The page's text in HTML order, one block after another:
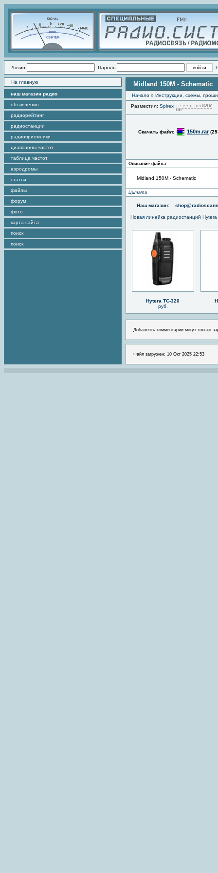
Логин Пароль
На главную
наш магазин радио
объявления
радиорейтинг
радиостанции
радиоприемники
диапазоны частот
таблица частот
аэродромы
статьи
файлы
форум
фото
карта сайта
поиск
поиск
Midland 150M - Schematic
Начало » Инструкции, схемы,
Разместил: Spirex
Скачать файл: 150m.rar
Описание файла
Midland 150M - Schematic
Цитата
Наш магазин:
Новая линейка радиостанций
Hytera TC-320
руб.
Добавлять комментарии могут только
Файл загружен: 10 Окт 2025 22:53